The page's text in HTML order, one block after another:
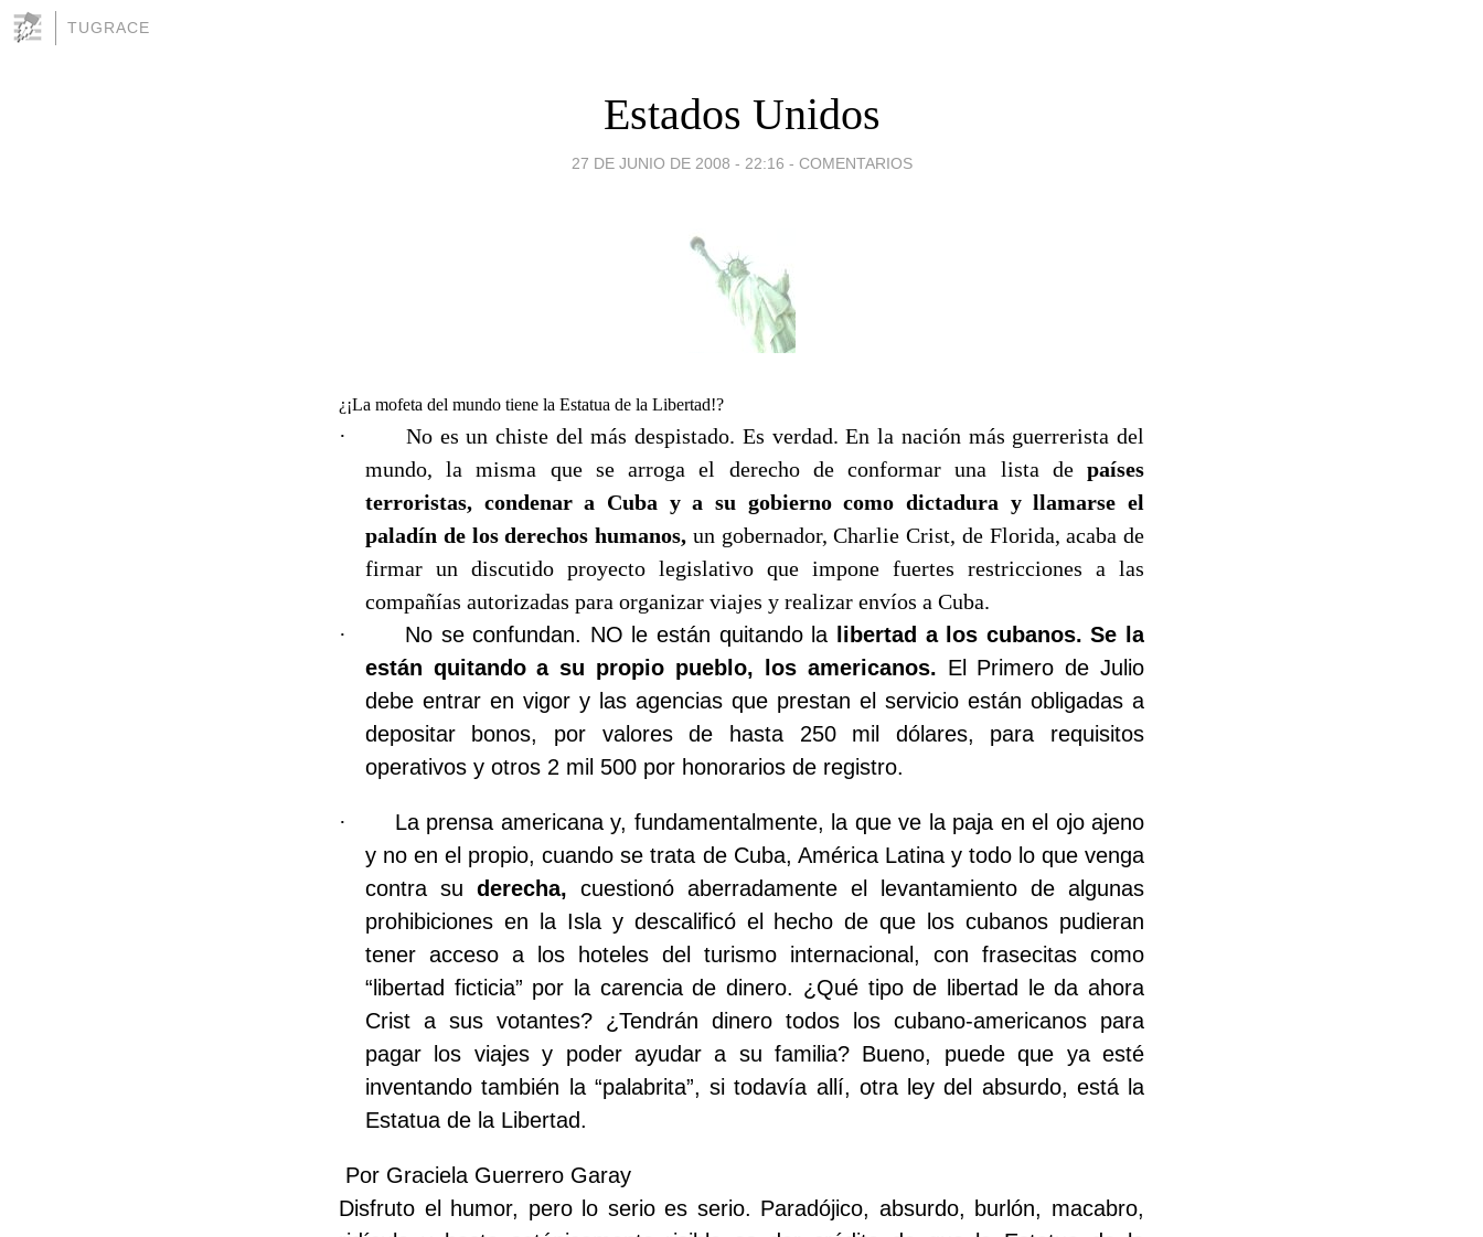
TUGRACE
Estados Unidos
27 DE JUNIO DE 2008 - 22:16 - COMENTARIOS
¿¡La mofeta del mundo tiene la Estatua de la Libertad!?
·
No es un chiste del más despistado. Es verdad. En la nación más guerrerista del
mundo, la misma que searroga el derecho de conformar una lista depaíses
terroristas, condenar a Cuba y a su gobierno como dictadura y llamarse el
paladín de los derechos humanos, un gobernador, Charlie Crist, de Florida, acaba de
firmar un discutido proyecto legislativo que impone fuertes restricciones a las
compañías autorizadas para organizar viajes y realizar envíos a Cuba.
·
No se confundan. NO le están quitando la
libertad a los cubanos. Se la
están quitando a su propio pueblo, los americanos. El Primero de Julio
debe entrar en vigor y las agencias que prestan el servicio están obligadas a
depositar bonos, por valores de hasta 250 mil dólares, para requisitos
operativos y otros 2 mil 500 por honorarios de registro.
·
La prensa americana y, fundamentalmente, la que ve la paja en el ojo ajeno
y no en el propio, cuando se trata de Cuba, América Latina y todo lo que venga
contra su derecha, cuestionó aberradamente el levantamiento de algunas
prohibiciones en la Isla y descalificó el hecho de que los cubanos pudieran
tener acceso a los hoteles del turismo internacional, con frasecitas como
“libertad ficticia” por la carencia de dinero. ¿Qué tipo de libertad le da ahora
Crist a sus votantes? ¿Tendrán dinero todos los cubano-americanos para
pagar los viajes y poder ayudar a su familia? Bueno, puede que ya esté
inventando también la “palabrita”, si todavía allí, otra ley del absurdo, está la
Estatua de la Libertad.
Por Graciela Guerrero Garay
Disfruto el humor, pero lo serio es serio. Paradójico, absurdo, burlón, macabro,